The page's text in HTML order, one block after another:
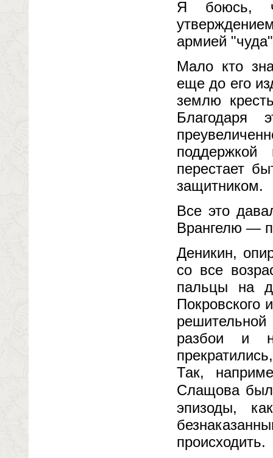
Я боюсь,
армией
Мало кто
еще до его
землю
перестает
защитником.
Все это
Врангелю —
Деникин,
со все
пальцы на
Покровского
разбои и
Так,
Слащова был
эпизоды,
происходить.